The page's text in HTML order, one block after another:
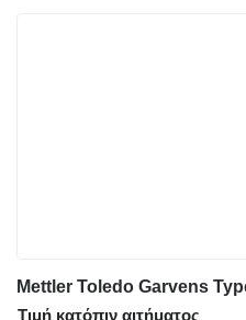
Mettler Toledo Garvens
Τιμή κατόπιν αιτήματος